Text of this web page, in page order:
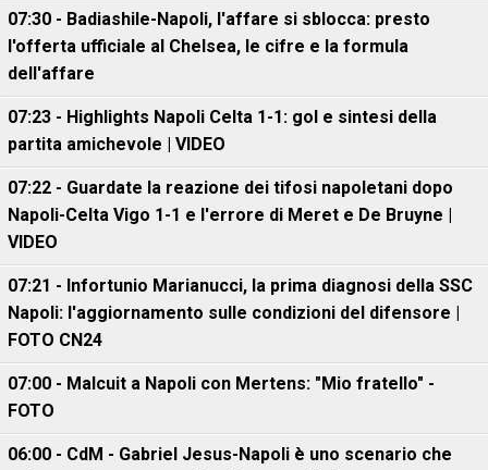
07:30 - Badiashile-Napoli, l'affare si sblocca: presto
l'offerta ufficiale al Chelsea, le cifre e la formula
dell'affare
07:23 - Highlights Napoli Celta 1-1: gol e sintesi della
partita amichevole | VIDEO
07:22 - Guardate la reazione dei tifosi napoletani dopo
Napoli-Celta Vigo 1-1 e l'errore di Meret e De Bruyne |
VIDEO
07:21 - Infortunio Marianucci, la prima diagnosi della SSC
Napoli: l'aggiornamento sulle condizioni del difensore |
FOTO CN24
07:00 - Malcuit a Napoli con Mertens: "Mio fratello" -
FOTO
06:00 - CdM - Gabriel Jesus-Napoli è uno scenario che